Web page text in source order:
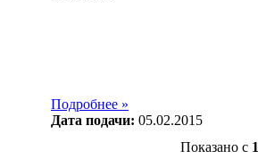
Подробнее »
Дата подачи: 05.02.2015
Показано с 1